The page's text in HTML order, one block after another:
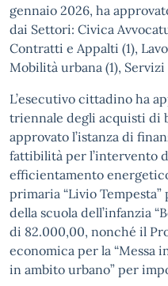
gennaio 2026, ha
dai Settori: Civica
Contratti e Appalti (1),
Mobilità urbana (1), Servizi
L’esecutivo cittadino ha
triennale degli acquisti di
approvato l’istanza di
fattibilità per l’intervento
efficientamento
primaria “Livio
della scuola dell’infanzia
di 82.000,00, nonché il
economica per la “Messa
in ambito urbano” per